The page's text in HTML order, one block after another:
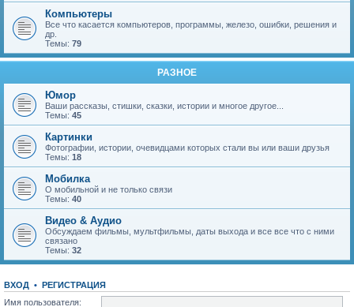
Компьютеры
Все что касается компьютеров, программы, железо, ошибки, решения и
др.
Темы: 79
РАЗНОЕ
Юмор
Ваши рассказы, стишки, сказки, истории и многое другое...
Темы: 45
Картинки
Фотографии, истории, очевидцами которых стали вы или ваши друзья
Темы: 18
Мобилка
О мобильной и не только связи
Темы: 40
Видео & Аудио
Обсуждаем фильмы, мультфильмы, даты выхода и все все что с ними
связано
Темы: 32
ВХОД • РЕГИСТРАЦИЯ
Имя пользователя: